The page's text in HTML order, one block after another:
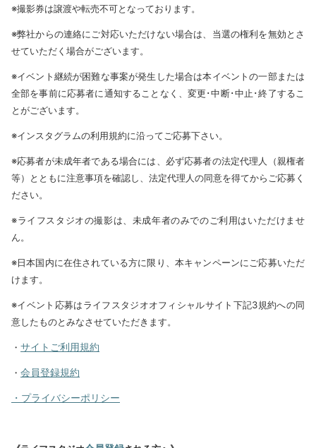
※撮影券は譲渡や転売不可となっております。
※弊社からの連絡にご対応いただけない場合は、当選の権利を無効とさ
せていただく場合がございます。
※イベント継続が困難な事案が発生した場合は本イベントの一部または
全部を事前に応募者に通知することなく、変更･中断･中止･終了するこ
とがございます。
※インスタグラムの利用規約に沿ってご応募下さい。
※応募者が未成年者である場合には、必ず応募者の法定代理人（親権者
等）とともに注意事項を確認し、法定代理人の同意を得てからご応募く
ださい。
※ライフスタジオの撮影は、未成年者のみでのご利用はいただけませ
ん。
※日本国内に在住されている方に限り、本キャンペーンにご応募いただ
けます。
※イベント応募はライフスタジオオフィシャルサイト下記3規約への同
意したものとみなさせていただきます。
・ サイトご利用規約
・ 会員登録規約
・プライバシーポリシー